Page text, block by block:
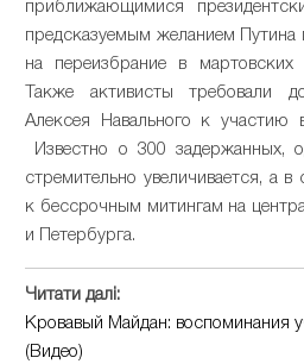
приближающимися
предсказуемым желанием Путина
на переизбрание в мартовских
Также активисты требовали
Алексея Навального к участию
Известно о 300 задержанных,
стремительно увеличивается, а в
к бессрочным митингам на
и Петербурга.
Читати далі:
Кровавый Майдан: воспоминания
(Видео)